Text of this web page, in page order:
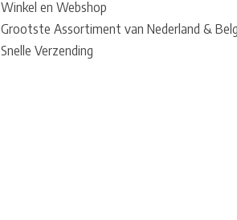
Winkel en Webshop
Grootste Assortiment van Nederland &
Snelle Verzending